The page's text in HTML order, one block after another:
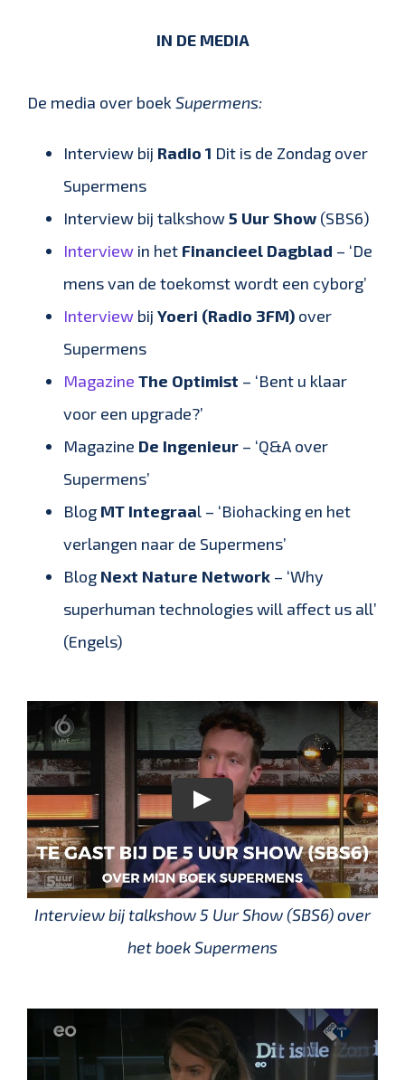
IN DE MEDIA
De media over boek Supermens:
Interview bij Radio 1 Dit is de Zondag over
Supermens
Interview bij talkshow5 Uur Show(SBS6)
Interviewin het Financieel Dagblad – ‘De
mens van de toekomst wordt een cyborg’
Interviewbij Yoeri (Radio 3FM)over
Supermens
Magazine The Optimist – ‘Bent u klaar
voor een upgrade?’
Magazine De Ingenieur– ‘Q&A over
Supermens’
Blog MT Integraal – ‘Biohacking en het
verlangen naar de Supermens’
Blog Next Nature Network– ‘Why
superhuman technologies will affect us all’
(Engels)
Interview bij talkshow 5 Uur Show (SBS6) over
het boek Supermens